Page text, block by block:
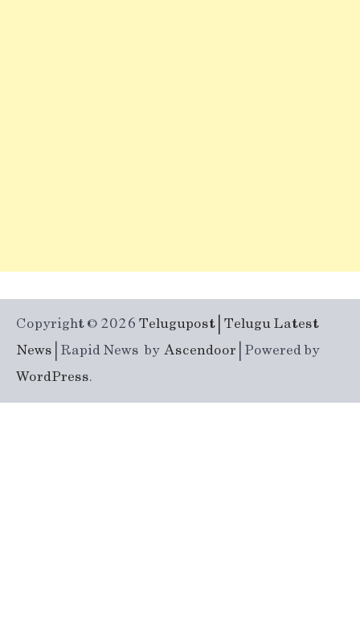
Copyright © 2026 Telugupost | Telugu Latest
News | Rapid News byAscendoor | Powered by
WordPress.